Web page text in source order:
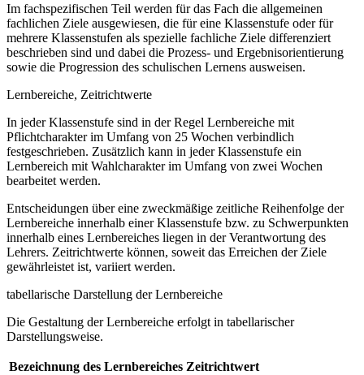
Im fachspezifischen Teil werden für das Fach die allgemeinen
fachlichen Ziele ausgewiesen, die für eine Klassenstufe oder für
mehrere Klassenstufen als spezielle fachliche Ziele differenziert
beschrieben sind und dabei die Prozess- und Ergebnisorientierung
sowie die Progression des schulischen Lernens ausweisen.
Lernbereiche, Zeitrichtwerte
In jeder Klassenstufe sind in der Regel Lernbereiche mit
Pflichtcharakter im Umfang von 25 Wochen verbindlich
festgeschrieben. Zusätzlich kann in jeder Klassenstufe ein
Lernbereich mit Wahlcharakter im Umfang von zwei Wochen
bearbeitet werden.
Entscheidungen über eine zweckmäßige zeitliche Reihenfolge der
Lernbereiche innerhalb einer Klassenstufe bzw. zu Schwerpunkten
innerhalb eines Lernbereiches liegen in der Verantwortung des
Lehrers. Zeitrichtwerte können, soweit das Erreichen der Ziele
gewährleistet ist, variiert werden.
tabellarische Darstellung der Lernbereiche
Die Gestaltung der Lernbereiche erfolgt in tabellarischer
Darstellungsweise.
Bezeichnung des Lernbereiches Zeitrichtwert